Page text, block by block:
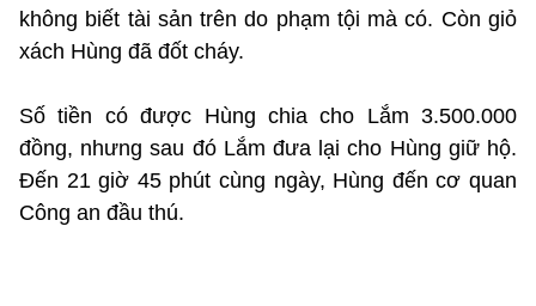
không biết tài sản trên do phạm tội mà có. Còn giỏ
xách Hùng đã đốt cháy.
Số tiền có được Hùng chia cho Lắm 3.500.000
đồng, nhưng sau đó Lắm đưa lại cho Hùng giữ hộ.
Đến 21 giờ 45 phút cùng ngày, Hùng đến cơ quan
Công an đầu thú.